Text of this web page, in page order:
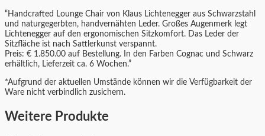
“Handcrafted Lounge Chair von Klaus Lichtenegger aus Schwarzstahl
und naturgegerbten, handvernähten Leder. Großes Augenmerk legt
Lichtenegger auf den ergonomischen Sitzkomfort. Das Leder der
Sitzfläche ist nach Sattlerkunst verspannt.
Preis: € 1.850.00 auf Bestellung. In den Farben Cognac und Schwarz
erhältlich, Lieferzeit ca. 6 Wochen.”
*Aufgrund der aktuellen Umstände können wir die Verfügbarkeit der
Ware nicht verbindlich zusichern.
Weitere Produkte